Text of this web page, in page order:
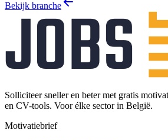
Bekijk branche
Solliciteer sneller en beter met gratis
en CV-tools. Voor élke sector in België.
Motivatiebrief